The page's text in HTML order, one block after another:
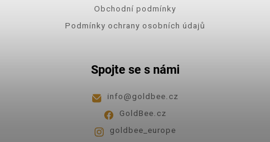
Obchodní podmínky
Podmínky ochrany osobních údajů
Spojte se s námi
info@goldbee.cz
GoldBee.cz
goldbee_europe